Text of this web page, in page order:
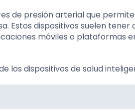
de presión arterial que
Estos dispositivos suelen
móviles o plataformas
los dispositivos de salud